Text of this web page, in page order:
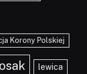
Korony Polskiej
lewica